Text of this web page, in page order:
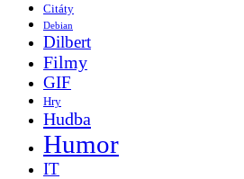
Citáty
Debian
Dilbert
Filmy
GIF
Hry
Hudba
Humor
IT